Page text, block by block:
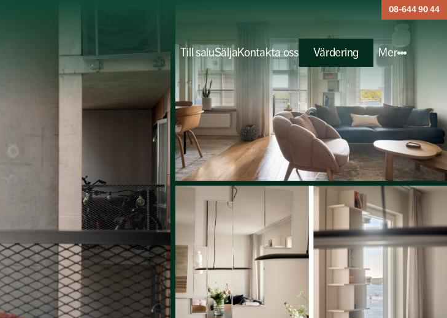
Till saluSäljaKontakta oss Värdering Mer
08-644 90 44